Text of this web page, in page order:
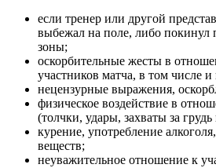
если тренер или другой
выбежал на поле, либо покинул
зоны;
оскорбительные жесты в
участников матча, в том числе и
нецензурные выражения,
физическое воздействие в
(толчки, удары, захваты за
курение, употребление
веществ;
неуважительное отношение к